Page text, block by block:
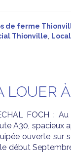
de ferme
Thionville
LOUER
FOCH :
A30, spacieux
ouverte sur
début